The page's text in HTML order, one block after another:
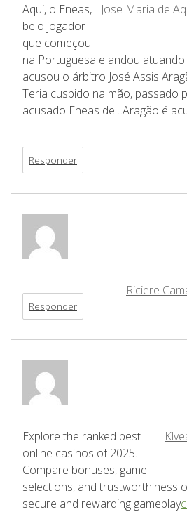
Jose Maria de
Aqui, o Eneas,
belo jogador
que começou
na Portuguesa e andou
acusou o árbitro José Assis
Teria cuspido na mão, passado
acusado Eneas de…Aragão é
Responder
Riciere
Responder
Explore the ranked best
online casinos of 2025.
Compare bonuses, game
selections, and trustworthiness
secure and rewarding gameplay